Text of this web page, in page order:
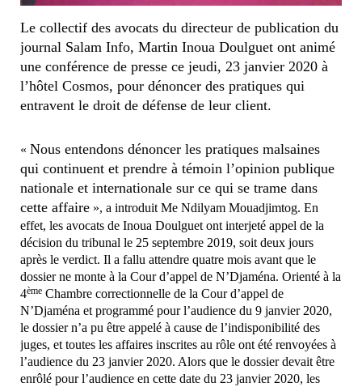
Le collectif des avocats du directeur de publication du
journal Salam Info, Martin Inoua Doulguet ont animé
une conférence de presse ce jeudi, 23 janvier 2020 à
l’hôtel Cosmos, pour dénoncer des pratiques qui
entravent le droit de défense de leur client.
« Nous entendons dénoncer les pratiques malsaines
qui continuent et prendre à témoin l’opinion publique
nationale et internationale sur ce qui se trame dans
cette affaire », a introduit Me Ndilyam Mouadjimtog. En
effet, les avocats de Inoua Doulguet ont interjeté appel de la
décision du tribunal le 25 septembre 2019, soit deux jours
après le verdict. Il a fallu attendre quatre mois avant que le
dossier ne monte à la Cour d’appel de N’Djaména. Orienté à la
4ème Chambre correctionnelle de la Cour d’appel de
N’Djaména et programmé pour l’audience du 9 janvier 2020,
le dossier n’a pu être appelé à cause de l’indisponibilité des
juges, et toutes les affaires inscrites au rôle ont été renvoyées à
l’audience du 23 janvier 2020. Alors que le dossier devait être
enrôlé pour l’audience en cette date du 23 janvier 2020, les